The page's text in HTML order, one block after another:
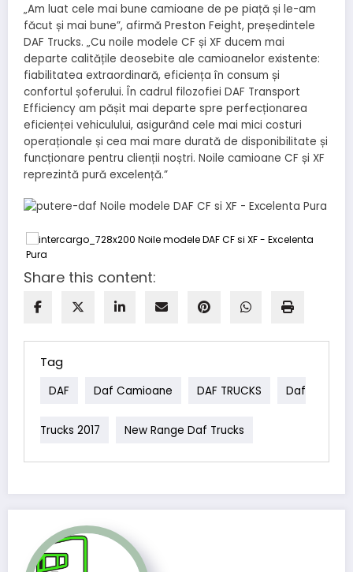
„Am luat cele mai bune camioane de pe piață și le-am
făcut și mai bune”, afirmă Preston Feight, președintele
DAF Trucks. „Cu noile modele CF și XF ducem mai
departe calitățile deosebite ale camioanelor existente:
fiabilitatea extraordinară, eficiența în consum și
confortul șoferului. În cadrul filozofiei DAF Transport
Efficiency am pășit mai departe spre perfecționarea
eficienței vehiculului, asigurând cele mai mici costuri
operaționale și cea mai mare durată de disponibilitate și
funcționare pentru clienții noștri. Noile camioane CF și XF
reprezintă pură excelență.”
Share this content:
Tag
DAF Daf Camioane DAF TRUCKS Daf
Trucks 2017 New Range Daf Trucks